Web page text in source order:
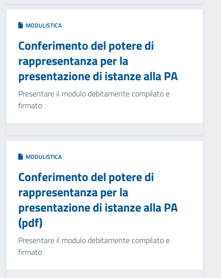
MODULISTICA
Conferimento del potere di
rappresentanza per la
presentazione di istanze alla PA
Presentare il modulo debitamente compilato e
firmato
MODULISTICA
Conferimento del potere di
rappresentanza per la
presentazione di istanze alla PA
(pdf)
Presentare il modulo debitamente compilato e
firmato